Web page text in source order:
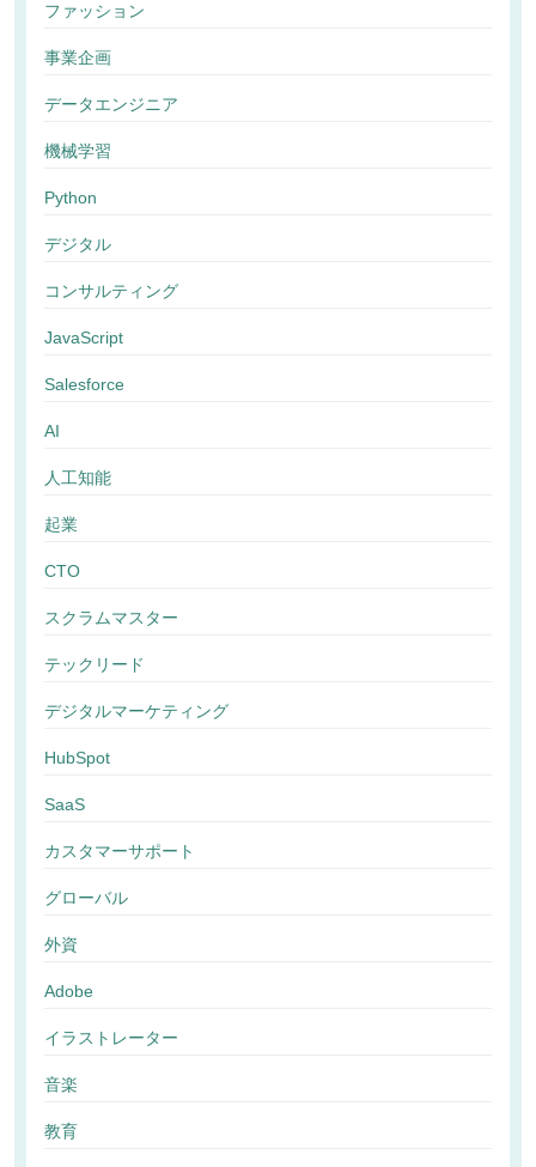
ファッション
事業企画
データエンジニア
機械学習
Python
デジタル
コンサルティング
JavaScript
Salesforce
AI
人工知能
起業
CTO
スクラムマスター
テックリード
デジタルマーケティング
HubSpot
SaaS
カスタマーサポート
グローバル
外資
Adobe
イラストレーター
音楽
教育